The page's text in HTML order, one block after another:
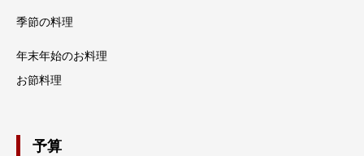
季節の料理
年末年始のお料理
お節料理
予算